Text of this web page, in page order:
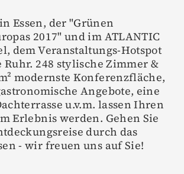
Essen, der "Grünen
2017" und im ATLANTIC
dem Veranstaltungs-Hotspot
248 stylische Zimmer &
modernste Konferenzfläche,
Angebote, eine
u.v.m. lassen Ihren
Erlebnis werden. Gehen Sie
durch das
- wir freuen uns auf Sie!